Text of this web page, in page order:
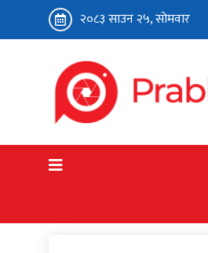
२०८३ साउन २५, सोमवार